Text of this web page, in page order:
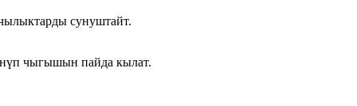
сунуштайт.
чыгышын пайда кылат.